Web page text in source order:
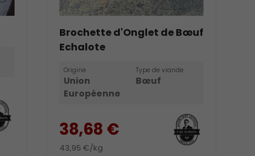
Brochette d'Onglet de Bœuf
Echalote
Origine
Union
Européenne
Type de viande
Bœuf
38,68 €
43,95 €/kg